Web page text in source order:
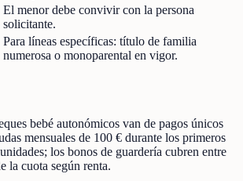
El menor debe convivir con la persona
solicitante.
Para líneas específicas: título de familia
numerosa o monoparental en vigor.
bebé autonómicos van de pagos únicos
mensuales de 100 € durante los primeros
los bonos de guardería cubren entre
la cuota según renta.